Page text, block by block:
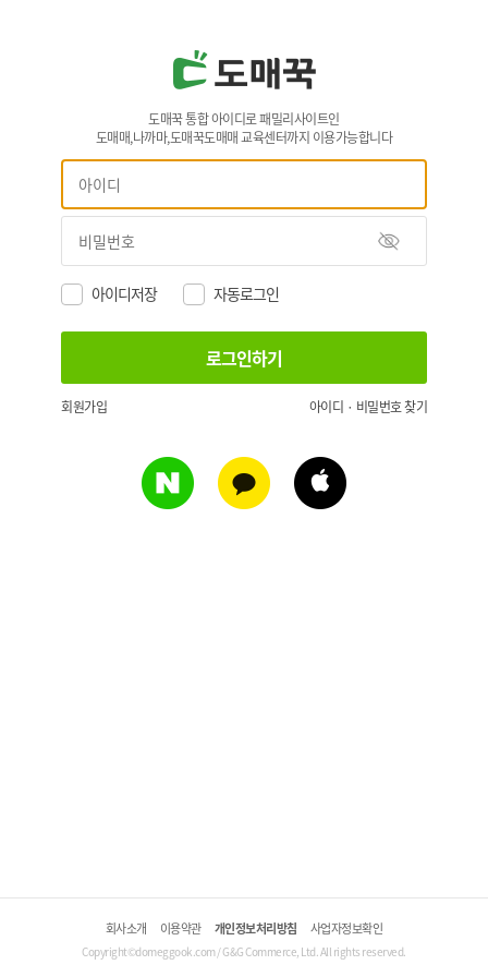
도매꾹 통합 아이디로 패밀리사이트인
도매매,나까마,도매꾹도매매 교육센터까지 이용가능합니다
아이디저장 자동로그인
회원가입 아이디 · 비밀번호 찾기
회사소개 이용약관 개인정보처리방침 사업자정보확인
Copyright©domeggook.com / G&G Commerce, Ltd. All rights reserved.